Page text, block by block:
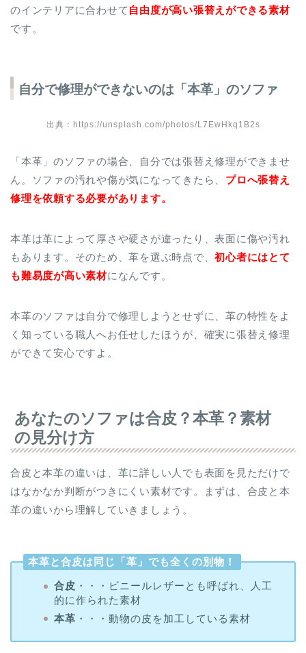
のインテリアに合わせて 自由度が高い張替えができる素材
です。
自分で修理ができないのは「本革」のソファ
出典：https://unsplash.com/photos/L7EwHkq1B2s
「本革」のソファの場合、自分では張替え修理ができませ
ん。ソファの汚れや傷が気になってきたら、 プロへ張替え
修理を依頼する必要があります。
本革は革によって厚さや硬さが違ったり、表面に傷や汚れ
もあります。そのため、革を選ぶ時点で、初心者にはとて
も難易度が高い素材になんです。
本革のソファは自分で修理しようとせずに、革の特性をよ
く知っている職人へお任せしたほうが、確実に張替え修理
ができて安心ですよ。
あなたのソファは合皮？本革？素材
の見分け方
合皮と本革の違いは、革に詳しい人でも表面を見ただけで
はなかなか判断がつきにくい素材です。まずは、合皮と本
革の違いから理解していきましょう。
本革と合皮は同じ「革」でも全くの別物！
合皮 ・・・ビニールレザーとも呼ばれ、人工
的に作られた素材
本革 ・・・動物の皮を加工している素材